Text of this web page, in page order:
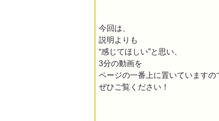
今回は、
説明よりも
“感じてほしい”と思い、
3分の動画を
ページの一番上に置いていますの
ぜひご覧ください！